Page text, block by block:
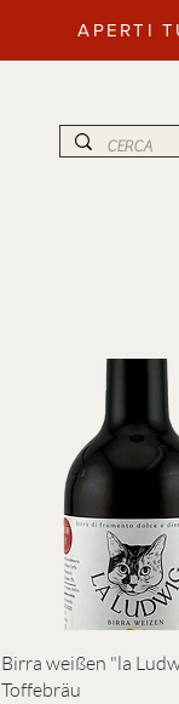
APERTI
Vista rapida
Birra weißen "la
Toffebräu